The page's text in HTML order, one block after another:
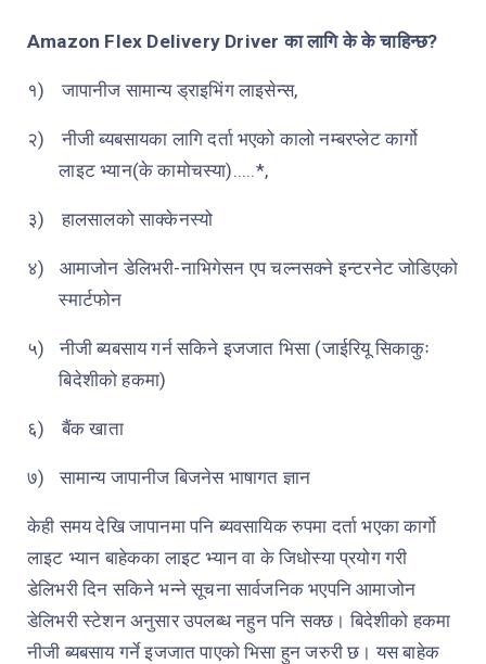
Amazon Flex Delivery Driverका लागि के के चाहिन्छ?
१) जापानीज सामान्य ड्राइभिंग लाइसेन्स,
२)
नीजी ब्यबसायका लागि दर्ता भएको कालो नम्बरप्लेट कार्गो
लाइट भ्यान(के कामोचस्या).....*,
३) हालसालको साक्केनस्यो
४)
आमाजोन डेलिभरी-नाभिगेसन एप चल्नसक्ने इन्टरनेट जोडिएको
स्मार्टफोन
५)
नीजी ब्यबसाय गर्न सकिने इजजात भिसा (जाईरियू सिकाकुः
बिदेशीको हकमा)
६) बैंक खाता
७) सामान्य जापानीज बिजनेस भाषागत ज्ञान
केही समय देखि जापानमा पनि ब्यवसायिक रुपमा दर्ता भएका कार्गो
लाइट भ्यान बाहेकका लाइट भ्यान वा के जिधोस्या प्रयोग गरी
डेलिभरी दिन सकिने भन्ने सूचना सार्वजनिक भएपनि आमाजोन
डेलिभरी स्टेशन अनुसार उपलब्ध नहुन पनि सक्छ। बिदेशीको हकमा
नीजी ब्यबसाय गर्ने इजजात पाएको भिसा हुन जरुरी छ। यस बाहेक